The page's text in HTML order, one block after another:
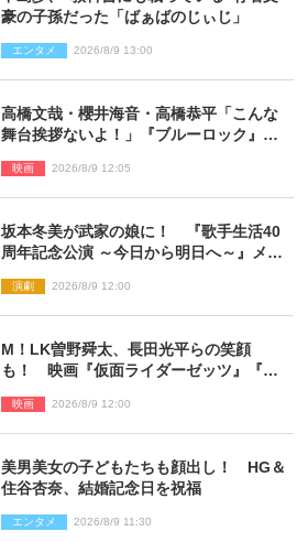
豪の子孫だった「ばぁばのじぃじ」
エンタメ 2026/8/9 13:00
高橋文哉・櫻井海音・高橋恭平「こんな
舞台挨拶ないよ！」『ブルーロック』自
映画 2026/8/9 12:05
坂本冬美が武家の娘に！ 『歌手生活40
周年記念公演 ～今日から明日へ～』メイ
演劇 2026/8/9 12:00
M！LK曽野舜太、長田光平らの笑顔
も！ 映画『仮面ライダーゼッツ』『超
ショット到着
映画 2026/8/9 12:00
美男美女の子どもたちも顔出し！ HG＆
住谷杏奈、結婚記念日を祝福
エンタメ 2026/8/9 11:30